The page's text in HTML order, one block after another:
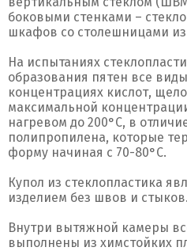
боковыми стенками –
шкафов со столешницами
На испытаниях
образования пятен все
концентрациях кислот,
максимальной
нагревом до 200°С, в
полипропилена, которые
форму начиная с 70-80°С.
Купол из стеклопластика
изделием без швов и стыков.
Внутри вытяжной камеры
выполнены из химстойких